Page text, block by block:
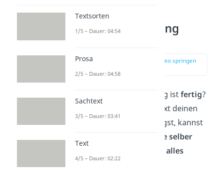
Erlebniserzählung
zur Stelle im Video springen
Deine Erlebniserzählung istfertig?
Super! Bevor du den Text deinen
Lehrern oder Eltern zeigst, kannst
Checkliste selber
alles
Wichtige
Textsorten
1/5 – Dauer: 04:54
Prosa
2/5 – Dauer: 04:58
Sachtext
3/5 – Dauer: 03:41
Text
4/5 – Dauer: 02:22